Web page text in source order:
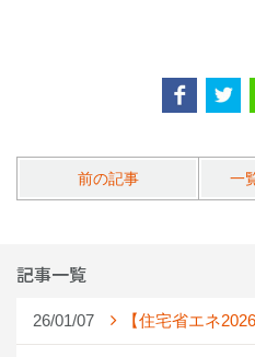
前の記事 一
記事一覧
26/01/07 【住宅省エネ